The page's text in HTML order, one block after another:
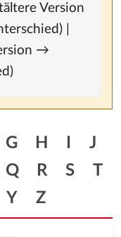
Version
|
→
G H
J
Q R S
T
Y Z